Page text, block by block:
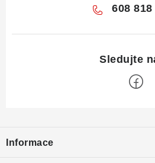
608 818
pInformace